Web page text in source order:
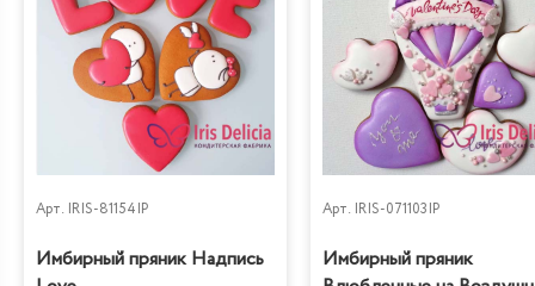
Арт. IRIS-81154IP
Имбирный пряник Надпись
Арт. IRIS-071103IP
Имбирный пряник